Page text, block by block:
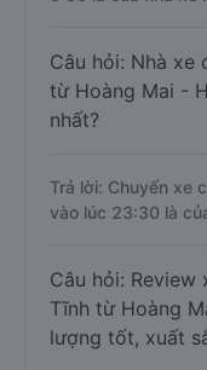
Câu hỏi: Nhà xe
từ Hoàng Mai -
nhất?
Trả lời: Chuyến xe
vào lúc 23:30 là
Câu hỏi: Review
Tĩnh từ Hoàng
lượng tốt, xuất